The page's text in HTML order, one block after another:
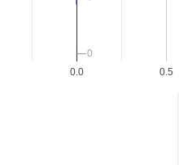
0.0 0.5
0
0